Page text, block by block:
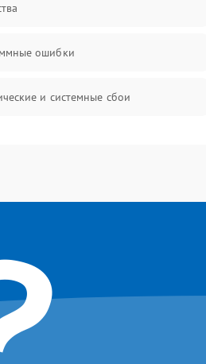
ошибки
и системные сбои
охлаждения